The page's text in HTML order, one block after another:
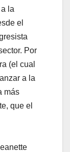
la
el
Por
(el cual
a la
más
que el